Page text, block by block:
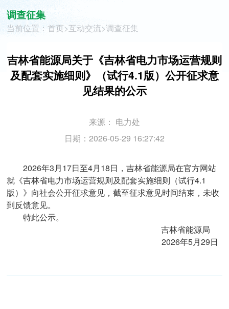
调查征集
当前位置：首页>互动交流>调查征集
吉林省能源局关于《吉林省电力市场运营规则
及配套实施细则》（试行4.1版）公开征求意
见结果的公示
来源： 电力处
日期：2026-05-29 16:27:42
2026年3月17日至4月18日，吉林省能源局在官方网站
就《吉林省电力市场运营规则及配套实施细则（试行4.1
版）》向社会公开征求意见，截至征求意见时间结束，未收
到反馈意见。
特此公示。
吉林省能源局
2026年5月29日